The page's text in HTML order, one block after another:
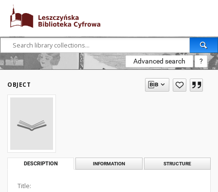
Advanced search ?
OBJECT
DESCRIPTION INFORMATION STRUCTURE
Title: